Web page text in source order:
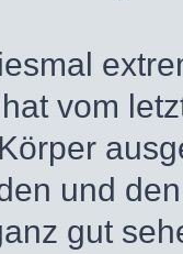
vom
und
gut